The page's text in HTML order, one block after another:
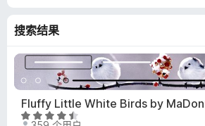
加
组
搜索结果
Fluffy Little White Birds by
评